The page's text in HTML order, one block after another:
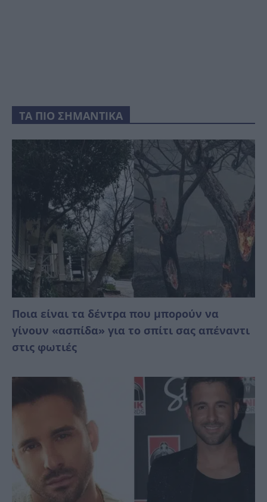
ΤΑ ΠΙΟ ΣΗΜΑΝΤΙΚΑ
Ποια είναι τα δέντρα που μπορούν να
γίνουν «ασπίδα» για το σπίτι σας απέναντι
στις φωτιές